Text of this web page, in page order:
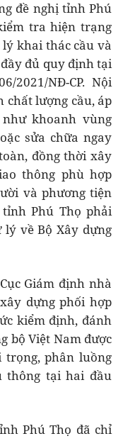
đề nghị tỉnh Phú
tra hiện trạng
khai thác cầu và
đủ quy định tại
NĐ-CP. Nội
chất lượng cầu, áp
khoanh vùng
sửa chữa ngay
đồng thời xây
thông phù hợp
và phương tiện
Phú Thọ phải
về Bộ Xây dựng
Giám định nhà
dựng phối hợp
kiểm định, đánh
bộ Việt Nam được
trọng, phân luồng
thông tại hai đầu
Phú Thọ đã chỉ